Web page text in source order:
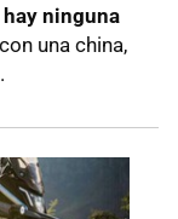
ninguna
con una china,